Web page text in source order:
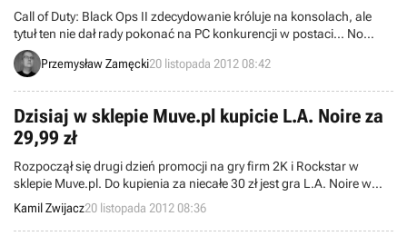
Call of Duty: Black Ops II zdecydowanie króluje na konsolach, ale
tytuł ten nie dał rady pokonać na PC konkurencji w postaci... No
właśnie, najlepiej sprawdźcie sami, co piszczy w 186 salonach
Empik w całej Polsce.
Przemysław Zamęcki20 listopada 2012 08:42
Dzisiaj w sklepie Muve.pl kupicie L.A. Noire za
29,99 zł
Rozpoczął się drugi dzień promocji na gry firm 2K i Rockstar w
sklepie Muve.pl. Do kupienia za niecałe 30 zł jest gra L.A. Noire w
wersji Complete Edition, zawierającej wszystkie dodatki do
zeszłorocznej produkcji.
Kamil Zwijacz20 listopada 2012 08:36